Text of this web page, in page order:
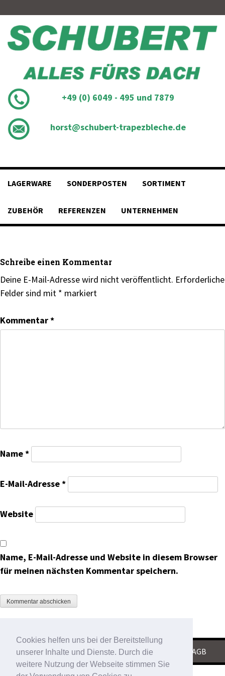
Cookies helfen uns bei der Bereitstellung
unserer Inhalte und Dienste. Durch die
weitere Nutzung der Webseite stimmen Sie
content
+49 (0) 6049 - 495 und 7879
horst@schubert-trapezbleche.de
LAGERWARE SONDERPOSTEN SORTIMENT
ZUBEHÖR REFERENZEN UNTERNEHMEN
Schreibe einen Kommentar
Deine E-Mail-Adresse wird nicht veröffentlicht. Erforderliche
Felder sind mit * markiert
Kommentar*
Name*
E-Mail-Adresse*
Website
Name, E-Mail-Adresse und Website in diesem Browser
für meinen nächsten Kommentar speichern.
KONTAKT|IMPRESSUM|DATENSCHUTZ AGB